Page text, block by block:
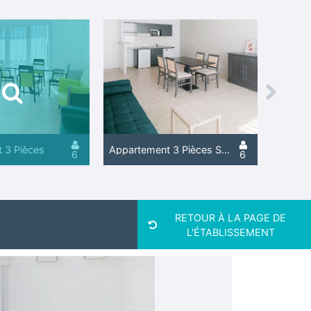
3 Pièces 6 Appartement 3 Pièces Supérieur avec Terrasse 6
Next
RETOUR À LA PAGE DE
L'ÉTABLISSEMENT